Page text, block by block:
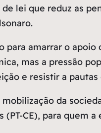
lei que reduz as
para amarrar o apoio
mas a pressão
e resistir a
mobilização da
(PT-CE), para quem